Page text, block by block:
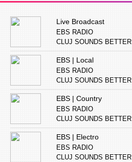
Live Broadcast
EBS RADIO
CLUJ SOUNDS BETTER
EBS | Local
EBS RADIO
CLUJ SOUNDS BETTER
EBS | Country
EBS RADIO
CLUJ SOUNDS BETTER
EBS | Electro
EBS RADIO
CLUJ SOUNDS BETTER